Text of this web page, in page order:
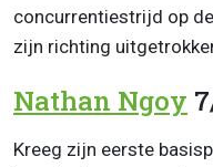
concurrentiestrijd op
zijn richting
Nathan Ngoy
Kreeg zijn eerste